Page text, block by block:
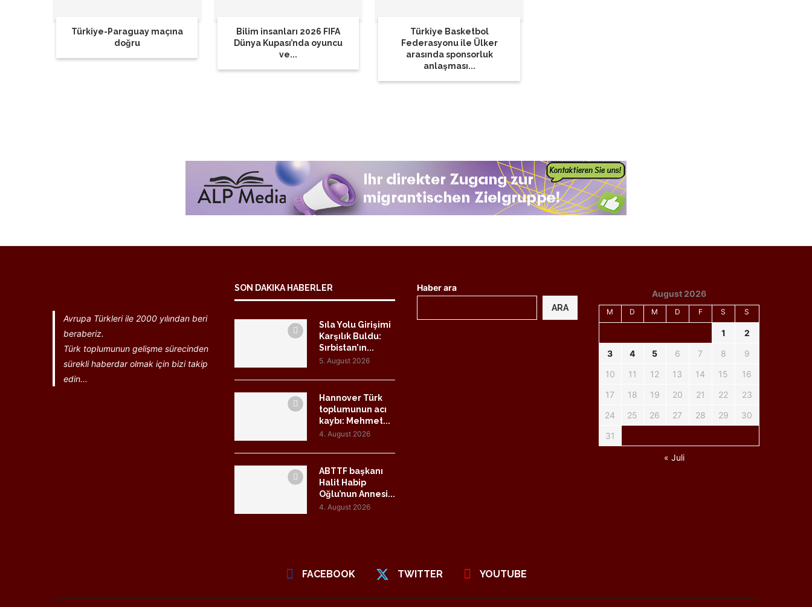
Türkiye-Paraguay maçına
doğru
Bilim insanları 2026 FIFA
Dünya Kupası’nda oyuncu
ve...
Türkiye Basketbol
Federasyonu ile Ülker
arasında sponsorluk
anlaşması...
Avrupa Türkleri ile 2000 yılından beri
beraberiz.
Türk toplumunun gelişme sürecinden
sürekli haberdar olmak için bizi takip
edin...
SON DAKIKA HABERLER
Sıla Yolu Girişimi
Karşılık Buldu:
Sırbistan’ın...
5. August 2026
Hannover Türk
toplumunun acı
kaybı: Mehmet...
4. August 2026
ABTTF başkanı
Halit Habip
Oğlu’nun Annesi...
4. August 2026
Haber ara
ARA
August 2026
M D M D F S S
1
2
3
4 5 6 7 8
9
10
11 12 13 14 15
16
17
18 19 20 21 22
23
24
25 26 27 28 29
30
31
« Juli
FACEBOOK TWITTER YOUTUBE